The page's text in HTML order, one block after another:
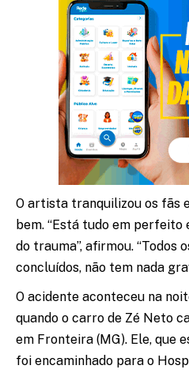
O artista tranquilizou os fãs
bem. “Está tudo em perfeito
do trauma”, afirmou. “Todos
concluídos, não tem nada
O acidente aconteceu na
quando o carro de Zé Neto
em Fronteira (MG). Ele, que
foi encaminhado para o